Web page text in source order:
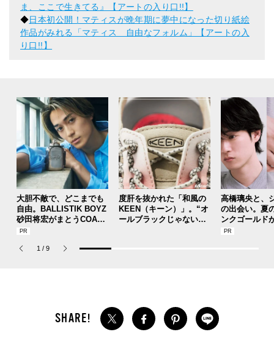
ま、ここで生きてる』【アートの入り口!!】
◆日本初公開！マティスが晩年期に夢中になった切り紙絵
作品がみれる「マティス 自由なフォルム」【アートの入
り口!!】
大胆不敵で、どこまでも
自由。BALLISTIK BOYZ
砂田将宏がまとうCOACH
の新作フレグランス「コ
パルファム」
度肝を抜かれた「和風の
KEEN（キーン）」。“オ
ールブラックじゃないほ
高橋璃央と、
の出会い。夏
ンクゴールド
SUMMER
1 / 9